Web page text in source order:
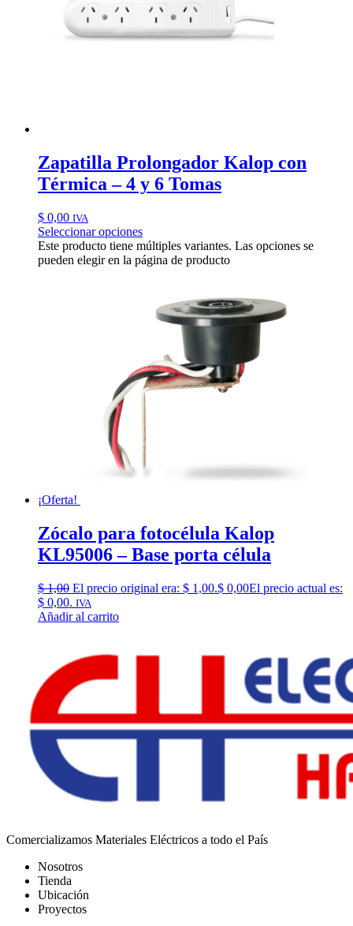
Zapatilla Prolongador Kalop con
Térmica – 4 y 6 Tomas
$ 0,00 IVA
Seleccionar opciones
Este producto tiene múltiples variantes. Las opciones se
pueden elegir en la página de producto
¡Oferta!
Zócalo para fotocélula Kalop
KL95006 – Base porta célula
$1,00 El precio original era: $ 1,00.$ 0,00El precio actual es:
$ 0,00. IVA
Añadir al carrito
Comercializamos Materiales Eléctricos a todo el País
Nosotros
Tienda
Ubicación
Proyectos